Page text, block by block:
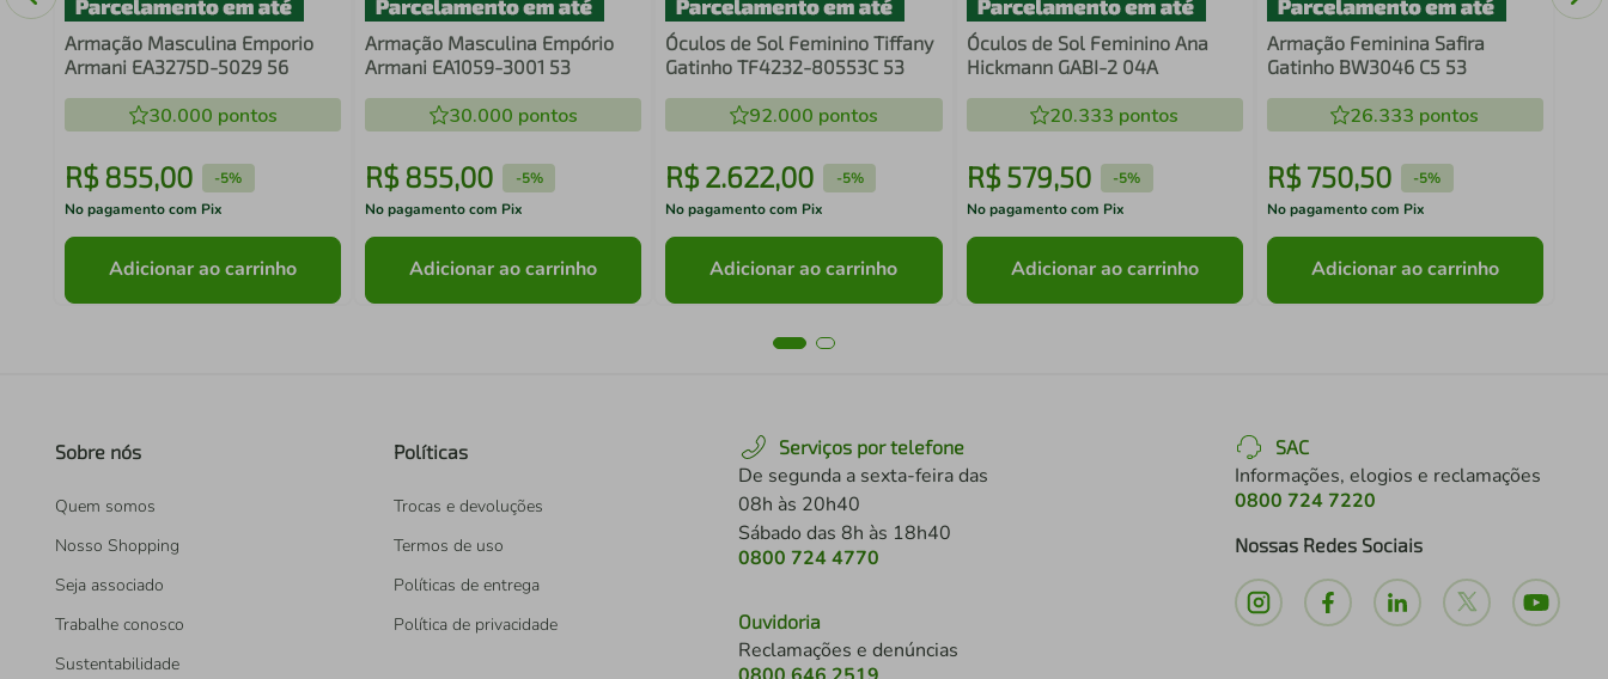
Armação Masculina Emporio
Armani EA3275D-5029 56
30.000 pontos
R$ 855,00 -5%
No pagamento com Pix
Adicionar ao carrinho
Armação Masculina Empório
Armani EA1059-3001 53
30.000 pontos
R$ 855,00 -5%
No pagamento com Pix
Adicionar ao carrinho
Óculos de Sol Feminino Tiffany
Gatinho TF4232-80553C 53
92.000 pontos
R$2.622,00 -5%
No pagamento com Pix
Adicionar ao carrinho
Óculos de Sol Feminino Ana
Hickmann GABI-2 04A
20.333 pontos
R$ 579,50 -5%
No pagamento com Pix
Adicionar ao carrinho
Armação Feminina Safira
Gatinho BW3046 C5 53
26.333 pontos
R$ 750,50 -5%
No pagamento com Pix
Adicionar ao carrinho
Sobre nós
Quem somos
Nosso Shopping
Seja associado
Trabalhe conosco
Sustentabilidade
Políticas
Trocas e devoluções
Termos de uso
Políticas de entrega
Política de privacidade
Serviços por telefone
De segunda a sexta-feira das
08h às 20h40
Sábado das 8h às 18h40
0800 724 4770
Ouvidoria
Reclamações e denúncias
SAC
Informações, elogios e reclamações
0800 724 7220
Nossas Redes Sociais